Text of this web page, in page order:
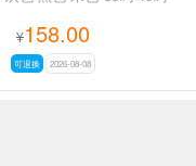
¥158.00
可退换 2026-08-08